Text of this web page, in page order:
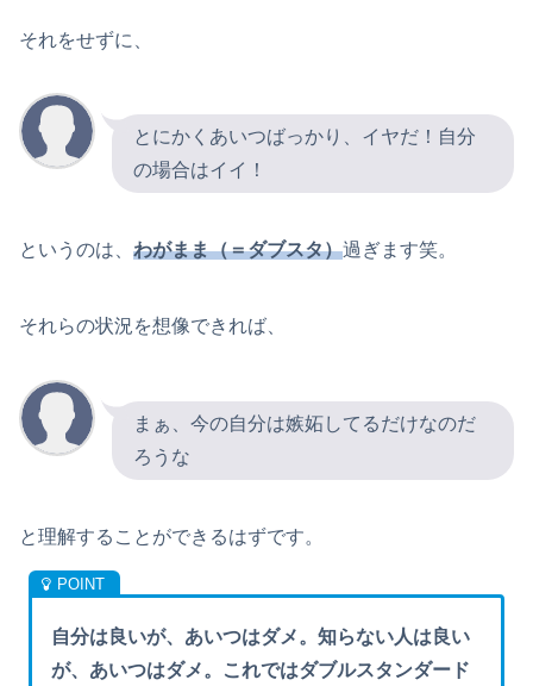
それをせずに、
とにかくあいつばっかり、イヤだ！自分
の場合はイイ！
というのは、 わがまま（＝ダブスタ）過ぎます笑。
それらの状況を想像できれば、
まぁ、今の自分は嫉妬してるだけなのだ
ろうな
と理解することができるはずです。
自分は良いが、あいつはダメ。知らない人は良い
が、あいつはダメ。これではダブルスタンダード